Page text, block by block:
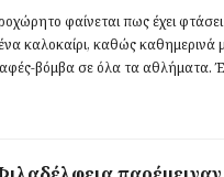
φαίνεται πως έχει
καλοκαίρι, καθώς καθημερινά
βόμβα σε όλα τα αθλήματα.